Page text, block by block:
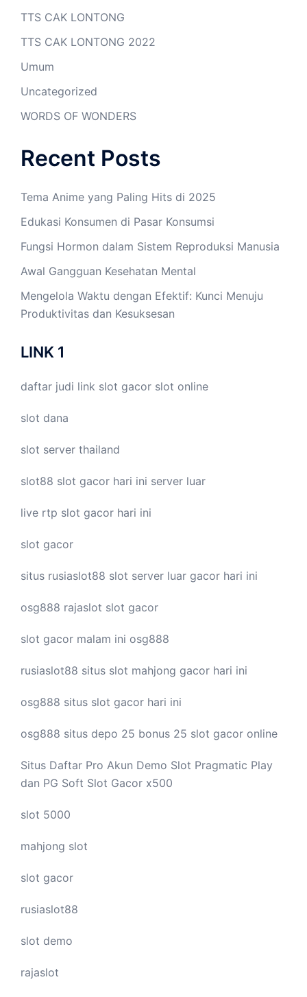
TTS CAK LONTONG
TTS CAK LONTONG 2022
Umum
Uncategorized
WORDS OF WONDERS
Recent Posts
Tema Anime yang Paling Hits di 2025
Edukasi Konsumen di Pasar Konsumsi
Fungsi Hormon dalam Sistem Reproduksi Manusia
Awal Gangguan Kesehatan Mental
Mengelola Waktu dengan Efektif: Kunci Menuju
Produktivitas dan Kesuksesan
LINK 1
daftar judi link slot gacor slot online
slot dana
slot server thailand
slot88 slot gacor hari ini server luar
live rtp slot gacor hari ini
slot gacor
situs rusiaslot88 slot server luar gacor hari ini
osg888 rajaslot slot gacor
slot gacor malam ini osg888
rusiaslot88 situs slot mahjong gacor hari ini
osg888 situs slot gacor hari ini
osg888 situs depo 25 bonus 25 slot gacor online
Situs Daftar Pro Akun Demo Slot Pragmatic Play
dan PG Soft Slot Gacor x500
slot 5000
mahjong slot
slot gacor
rusiaslot88
slot demo
rajaslot